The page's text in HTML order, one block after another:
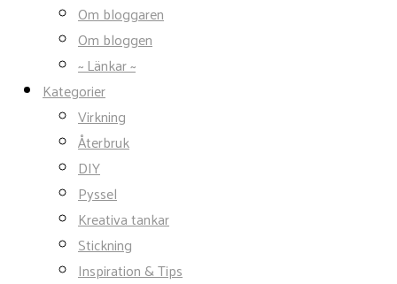
Om bloggaren
Om bloggen
~ Länkar ~
Kategorier
Virkning
Återbruk
DIY
Pyssel
Kreativa tankar
Stickning
Inspiration & Tips